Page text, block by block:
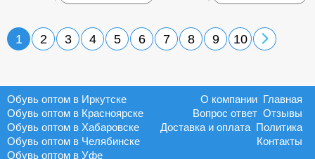
1 2 3 4 5 6 7 8 9 10
Обувь оптом в Иркутске
Обувь оптом в Красноярске
Обувь оптом в Хабаровске
Обувь оптом в Челябинске
Обувь оптом в Уфе
Главная
О компании
Отзывы
Вопрос ответ
Политика
Доставка и оплата
Контакты